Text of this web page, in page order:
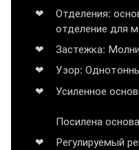
Отделения:
отделение для
Застежка:
Узор:
Усиленное
Посилена
Регулируемый